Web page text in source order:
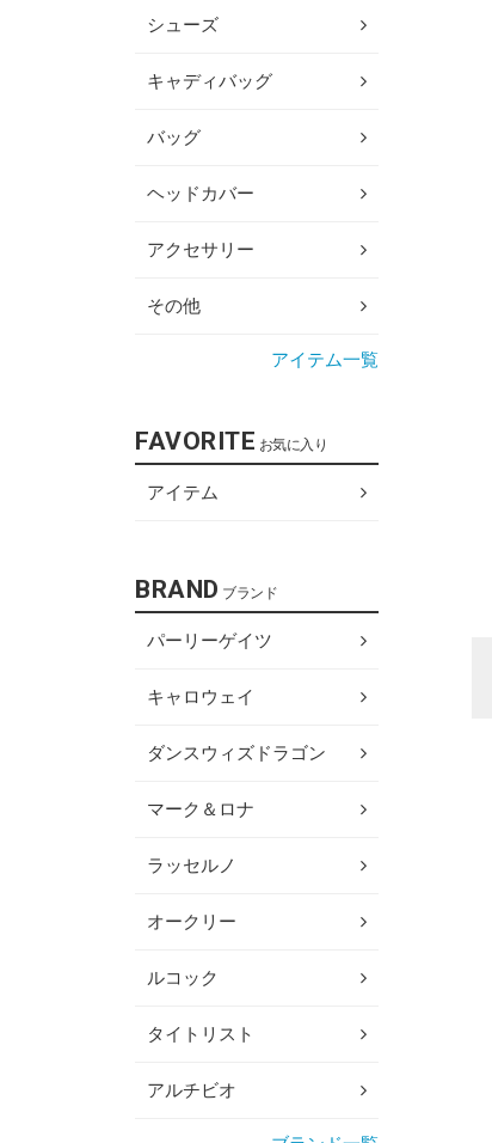
シューズ
キャディバッグ
バッグ
ヘッドカバー
アクセサリー
その他
アイテム一覧
FAVORITE お気に入り
アイテム
BRAND ブランド
パーリーゲイツ
キャロウェイ
ダンスウィズドラゴン
マーク＆ロナ
ラッセルノ
オークリー
ルコック
タイトリスト
アルチビオ